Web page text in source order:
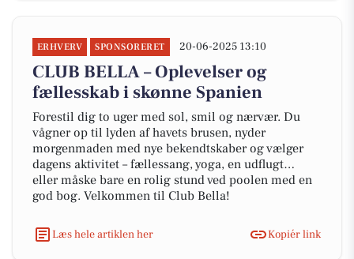
ERHVERV SPONSORERET 20-06-2025 13:10
CLUB BELLA – Oplevelser og
fællesskab i skønne Spanien
Forestil dig to uger med sol, smil og nærvær. Du
vågner op til lyden af havets brusen, nyder
morgenmaden med nye bekendtskaber og vælger
dagens aktivitet – fællessang, yoga, en udflugt…
eller måske bare en rolig stund ved poolen med en
god bog. Velkommen til Club Bella!
Læs hele artiklen her Kopiér link